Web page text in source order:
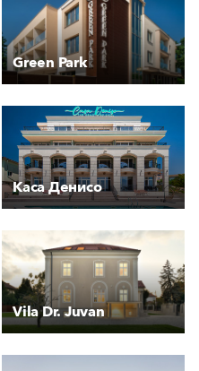
Green Park
Каса Денисо
Vila Dr. Juvan